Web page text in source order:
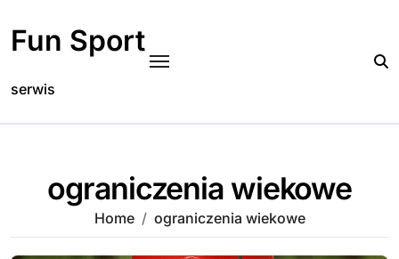
content
Fun Sport
serwis
ograniczenia wiekowe
Home ograniczenia wiekowe